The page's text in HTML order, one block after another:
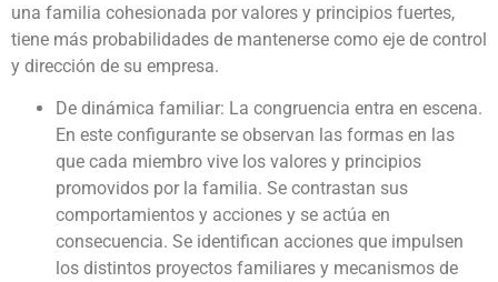
una familia cohesionada por valores y principios fuertes,
tiene más probabilidades de mantenerse como eje de control
y dirección de su empresa.
De dinámica familiar: La congruencia entra en escena.
En este configurante se observan las formas en las
que cada miembro vive los valores y principios
promovidos por la familia. Se contrastan sus
comportamientos y acciones y se actúa en
consecuencia. Se identifican acciones que impulsen
los distintos proyectos familiares y mecanismos de